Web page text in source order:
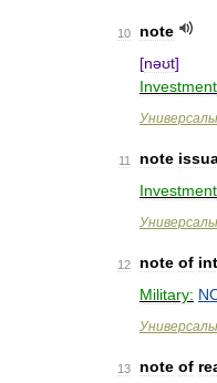
10
note
[nəʊt]
11 note
12 note of
Military:
13 note of